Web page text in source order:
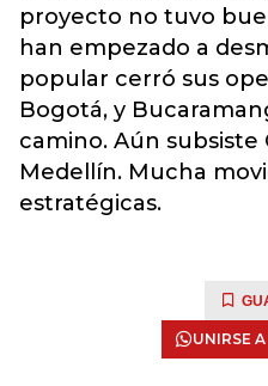
proyecto no tuvo
han empezado a
popular cerró sus
Bogotá, y
camino. Aún subsiste
Medellín. Mucha
estratégicas.
UNIRSE